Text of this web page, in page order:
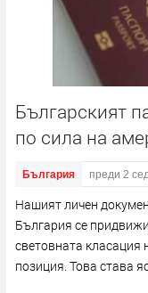
Българският
по сила на
България преди 2
Нашият личен
България се
световната класация
позиция. Това става